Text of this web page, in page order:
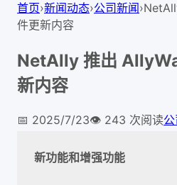
首页›新闻动态›公司新闻›
件更新内容
NetAlly 推出
新内容
📅 2025/7/23👁️ 243 次阅读
新功能和增强功能